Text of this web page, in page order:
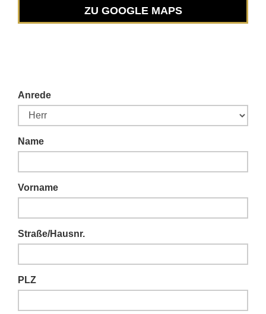
ZU GOOGLE MAPS
Anrede
Name
Vorname
Straße/Hausnr.
PLZ